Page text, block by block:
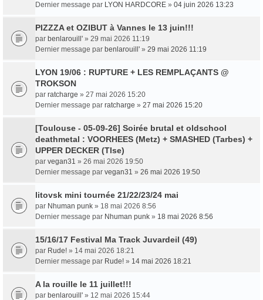
Dernier message par LYON HARDCORE » 04 juin 2026 13:23
PIZZZA et OZIBUT à Vannes le 13 juin!!!
par benlarouill' » 29 mai 2026 11:19
Dernier message par benlarouill' » 29 mai 2026 11:19
LYON 19/06 : RUPTURE + LES REMPLAÇANTS @
TROKSON
par ratcharge » 27 mai 2026 15:20
Dernier message par ratcharge » 27 mai 2026 15:20
[Toulouse - 05-09-26] Soirée brutal et oldschool
deathmetal : VOORHEES (Metz) + SMASHED (Tarbes) +
UPPER DECKER (Tlse)
par vegan31 » 26 mai 2026 19:50
Dernier message par vegan31 » 26 mai 2026 19:50
litovsk mini tournée 21/22/23/24 mai
par Nhuman punk » 18 mai 2026 8:56
Dernier message par Nhuman punk » 18 mai 2026 8:56
15/16/17 Festival Ma Track Juvardeil (49)
par Rude! » 14 mai 2026 18:21
Dernier message par Rude! » 14 mai 2026 18:21
A la rouille le 11 juillet!!!
par benlarouill' » 12 mai 2026 15:44